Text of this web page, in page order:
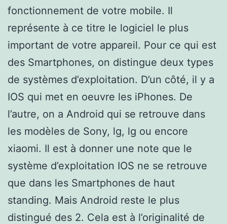
fonctionnement de votre mobile. Il
représente à ce titre le logiciel le plus
important de votre appareil. Pour ce qui est
des Smartphones, on distingue deux types
de systèmes d’exploitation. D’un côté, il y a
IOS qui met en oeuvre les iPhones. De
l’autre, on a Android qui se retrouve dans
les modèles de Sony, lg, lg ou encore
xiaomi. Il est à donner une note que le
système d’exploitation IOS ne se retrouve
que dans les Smartphones de haut
standing. Mais Android reste le plus
distingué des 2. Cela est à l’originalité de